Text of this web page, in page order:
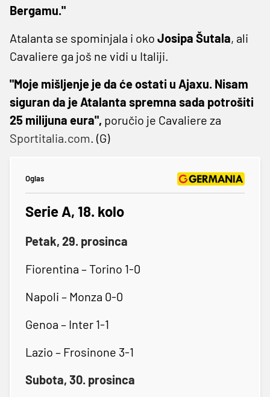
Bergamu."
Atalanta se spominjala i oko Josipa Šutala, ali
Cavaliere ga još ne vidi u Italiji.
"Moje mišljenje je da će ostati u Ajaxu. Nisam
siguran da je Atalanta spremna sada potrošiti
25 milijuna eura", poručio je Cavaliere za
Sportitalia.com . (G)
Oglas
Serie A, 18. kolo
Petak, 29. prosinca
Fiorentina – Torino 1-0
Napoli – Monza 0-0
Genoa – Inter 1-1
Lazio – Frosinone 3-1
Subota, 30. prosinca